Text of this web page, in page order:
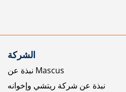
الشركة
نبذة عن Mascus
نبذة عن شركة ريتشي وإخوانه